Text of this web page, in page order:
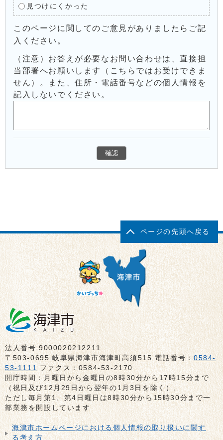
見つけにくかった
このページに関してのご意見がありましたらご記
入ください。
（注意）お答えが必要なお問い合わせは、直接担
当部署へお願いします（こちらではお受けできま
せん）。また、住所・電話番号などの個人情報を
記入しないでください。
ページの先頭へ戻る
法人番号:9000020212211
〒503-0695 岐阜県海津市海津町高須515 電話番号：0584-
53-1111 ファクス：0584-53-2170
開庁時間：月曜日から金曜日の8時30分から17時15分まで
（祝日及び12月29日から翌年の1月3日を除く）、
ただし毎月第1、第4日曜日は8時30分から15時30分まで一
部業務を開設しています
海津市ホームページにおける個人情報の取り扱いに関す
る考え方